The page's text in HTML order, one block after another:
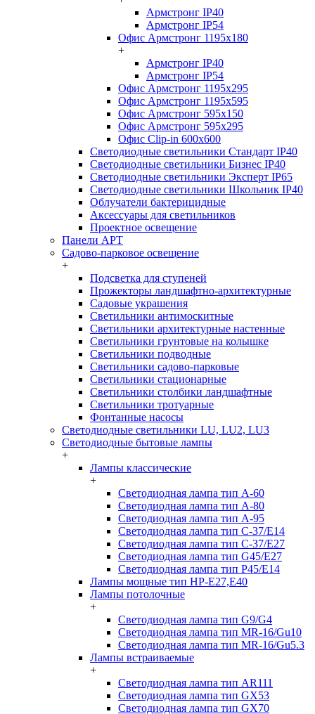
Армстронг IP40
Армстронг IP54
Офис Армстронг 1195x180
+
Армстронг IP40
Армстронг IP54
Офис Армстронг 1195x295
Офис Армстронг 1195x595
Офис Армстронг 595x150
Офис Армстронг 595x295
Офис Clip-in 600x600
Светодиодные светильники Стандарт IP40
Светодиодные светильники Бизнес IP40
Светодиодные светильники Эксперт IP65
Светодиодные светильники Школьник IP40
Облучатели бактерицидные
Аксессуары для светильников
Проектное освещение
Панели АРТ
Садово-парковое освещение
+
Подсветка для ступеней
Прожекторы ландшафтно-архитектурные
Садовые украшения
Светильники антимоскитные
Светильники архитектурные настенные
Светильники грунтовые на колышке
Светильники подводные
Светильники садово-парковые
Светильники стационарные
Светильники столбики ландшафтные
Светильники тротуарные
Фонтанные насосы
Светодиодные светильники LU, LU2, LU3
Светодиодные бытовые лампы
+
Лампы классические
+
Светодиодная лампа тип A-60
Светодиодная лампа тип A-80
Светодиодная лампа тип A-95
Светодиодная лампа тип C-37/Е14
Светодиодная лампа тип C-37/Е27
Светодиодная лампа тип G45/E27
Светодиодная лампа тип P45/E14
Лампы мощные тип HP-E27,E40
Лампы потолочные
+
Светодиодная лампа тип G9/G4
Светодиодная лампа тип MR-16/Gu10
Светодиодная лампа тип MR-16/Gu5.3
Лампы встраиваемые
+
Светодиодная лампа тип AR111
Светодиодная лампа тип GX53
Светодиодная лампа тип GX70